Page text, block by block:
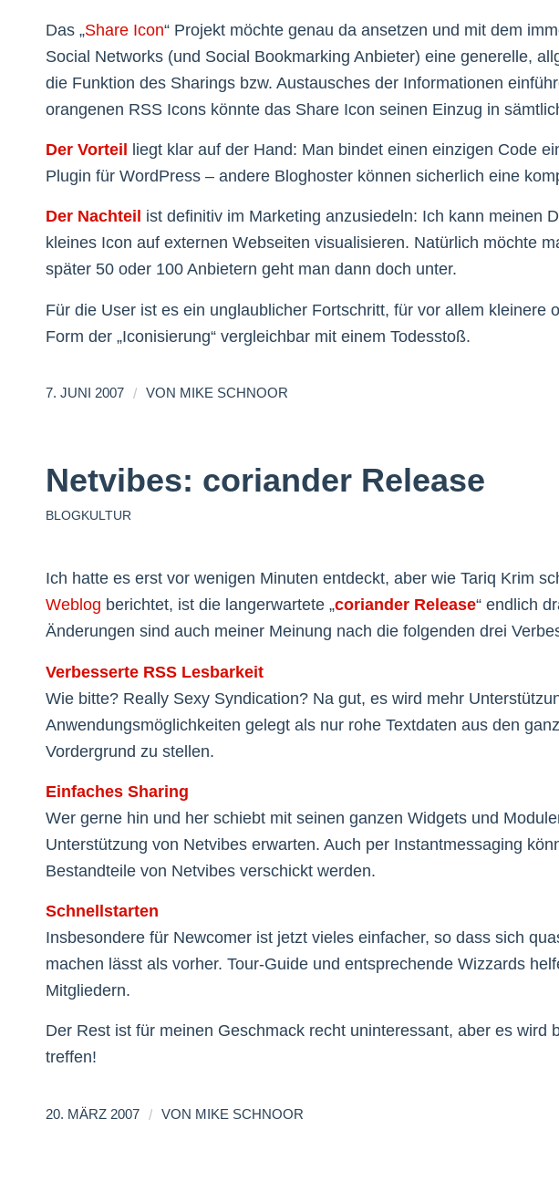
Das „Share Icon“ Projekt möchte genau da ansetzen und mit dem
Social Networks (und Social Bookmarking Anbieter) eine generelle,
die Funktion des Sharings bzw. Austausches der Informationen
orangenen RSS Icons könnte das Share Icon seinen Einzug in
Der Vorteil
liegt klar auf der Hand: Man bindet einen einzigen Code
Plugin für WordPress – andere Bloghoster können sicherlich eine
Der Nachteil ist definitiv im Marketing anzusiedeln: Ich kann meinen
kleines Icon auf externen Webseiten visualisieren. Natürlich möchte
später 50 oder 100 Anbietern geht man dann doch unter.
Für die User ist es ein unglaublicher Fortschritt, für vor allem kleinere
Form der „Iconisierung“ vergleichbar mit einem Todesstoß.
7. JUNI 2007 / VON MIKE SCHNOOR
Netvibes: coriander Release
BLOGKULTUR
Ich hatte es erst vor wenigen Minuten entdeckt, aber wie Tariq Krim
Weblog berichtet, ist die langerwartete „coriander Release“ endlich
Änderungen sind auch meiner Meinung nach die folgenden drei
Verbesserte RSS Lesbarkeit
Wie bitte? Really Sexy Syndication? Na gut, es wird mehr
Anwendungsmöglichkeiten gelegt als nur rohe Textdaten aus den
Vordergrund zu stellen.
Einfaches Sharing
Wer gerne hin und her schiebt mit seinen ganzen Widgets und
Unterstützung von Netvibes erwarten. Auch per Instantmessaging
Bestandteile von Netvibes verschickt werden.
Schnellstarten
Insbesondere für Newcomer ist jetzt vieles einfacher, so dass sich
machen lässt als vorher. Tour-Guide und entsprechende Wizzards
Mitgliedern.
Der Rest ist für meinen Geschmack recht uninteressant, aber es wird
treffen!
20. MÄRZ 2007 / VON MIKE SCHNOOR